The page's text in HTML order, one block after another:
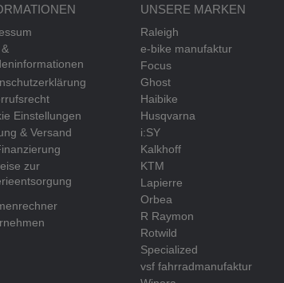
Einstellungen
& Versand
zur
UNSERE MARKEN
Raleigh
e-bike manufaktur
Focus
Ghost
Haibike
Husqvarna
i:SY
Kalkhoff
KTM
Lapierre
Orbea
R Raymon
Rotwild
Specialized
vsf fahrradmanufaktur